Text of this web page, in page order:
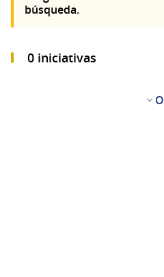
búsqueda.
0 iniciativas